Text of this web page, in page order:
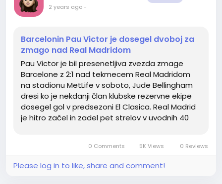
2 years ago-
Barcelonin Pau Victor je dosegel dvoboj za
zmago nad Real Madridom
Pau Victor je bil presenetljiva zvezda zmage
Barcelone z 2:1 nad tekmecem Real Madridom
na stadionu MetLife v soboto, Jude Bellingham
dresi ko je nekdanji član klubske rezervne ekipe
dosegel gol v predsezoni El Clasica. Real Madrid
je hitro začel in zadel pet strelov v uvodnih 40
0 Comments 5K Views 0 Reviews
Please log in to like, share and comment!